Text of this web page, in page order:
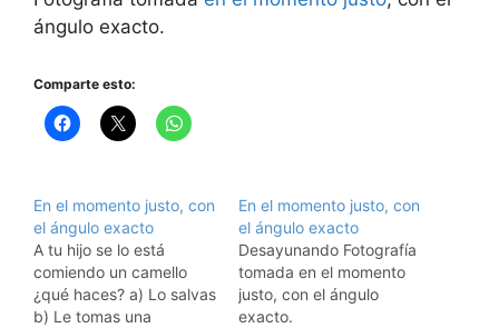
ángulo exacto.
Comparte esto:
En el momento justo, con
el ángulo exacto
A tu hijo se lo está
comiendo un camello
¿qué haces? a) Lo salvas
b) Le tomas una
En el momento justo, con
el ángulo exacto
Desayunando Fotografía
tomada en el momento
justo, con el ángulo
exacto.